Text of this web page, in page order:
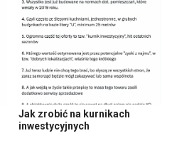
Jak zrobić na kurnikach
inwestycyjnych